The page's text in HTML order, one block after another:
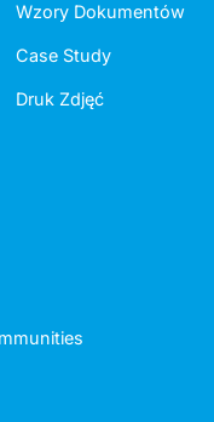
Wzory Dokumentów
Case Study
Druk Zdjęć